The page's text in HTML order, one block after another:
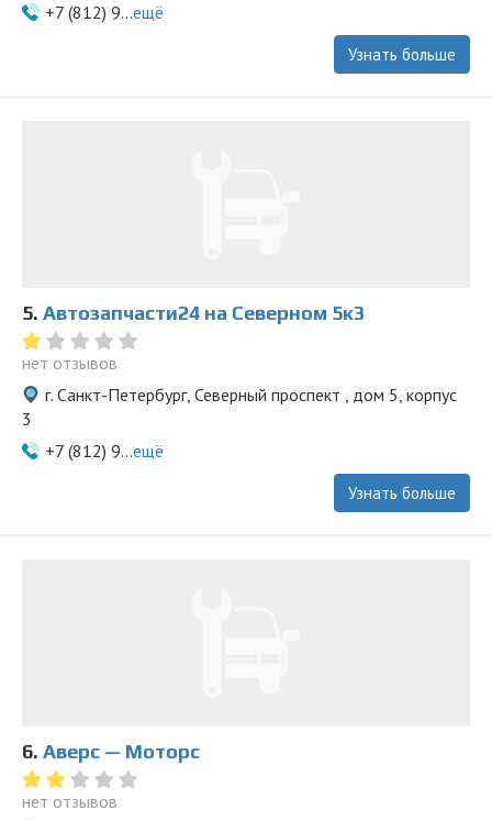
+7 (812) 9...ещё
Узнать больше
5. Автозапчасти24 на Северном 5к3
нет отзывов
г. Санкт-Петербург, Северный проспект , дом 5, корпус
3
+7 (812) 9...ещё
Узнать больше
6. Аверс — Моторс
нет отзывов